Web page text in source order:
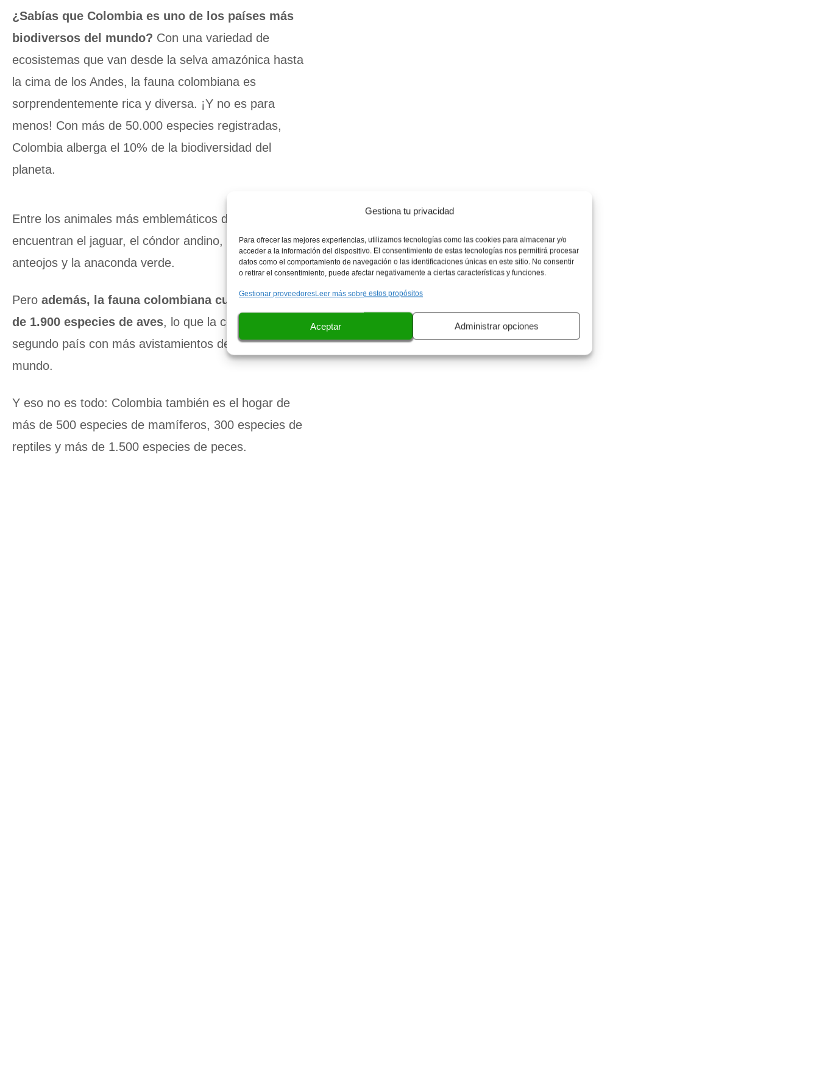
Gestiona tu privacidad
Para ofrecer las mejores experiencias, utilizamos tecnologías como las cookies para almacenar y/o
acceder a la información del dispositivo. El consentimiento de estas tecnologías nos permitirá procesar
datos como el comportamiento de navegación o las identificaciones únicas en este sitio. No consentir
o retirar el consentimiento, puede afectar negativamente a ciertas características y funciones.
Gestionar proveedoresLeer más sobre estos propósitos
Aceptar Administrar opciones
¿Sabías que Colombia es uno de los países más
biodiversos del mundo? Con una variedad de
ecosistemas que van desde la selva amazónica hasta
la cima de los Andes, la fauna colombiana es
sorprendentemente rica y diversa. ¡Y no es para
menos! Con más de 50.000 especies registradas,
Colombia alberga el 10% de la biodiversidad del
planeta.
Entre los animales más emblemáticos de Colombia se
encuentran el jaguar, el cóndor andino, el oso de
anteojos y la anaconda verde.
Pero además, la fauna colombiana cuenta con más
de 1.900 especies de aves, lo que la convierte en el
segundo país con más avistamientos de aves en el
mundo.
Y eso no es todo: Colombia también es el hogar de
más de 500 especies de mamíferos, 300 especies de
reptiles y más de 1.500 especies de peces.